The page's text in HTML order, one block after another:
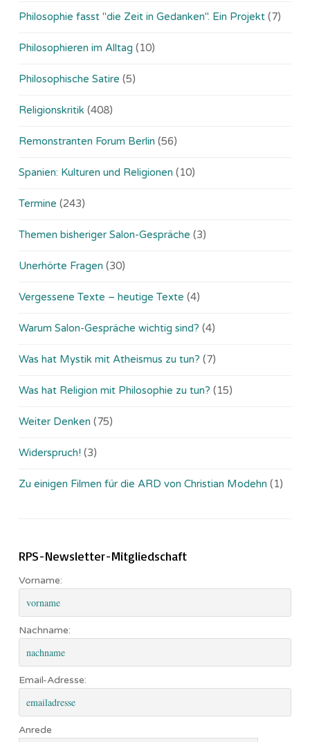
Philosophie fasst "die Zeit in Gedanken". Ein Projekt (7)
Philosophieren im Alltag (10)
Philosophische Satire (5)
Religionskritik (408)
Remonstranten Forum Berlin (56)
Spanien: Kulturen und Religionen (10)
Termine (243)
Themen bisheriger Salon-Gespräche (3)
Unerhörte Fragen (30)
Vergessene Texte – heutige Texte (4)
Warum Salon-Gespräche wichtig sind? (4)
Was hat Mystik mit Atheismus zu tun? (7)
Was hat Religion mit Philosophie zu tun? (15)
Weiter Denken (75)
Widerspruch! (3)
Zu einigen Filmen für die ARD von Christian Modehn (1)
RPS-Newsletter-Mitgliedschaft
Vorname:
Nachname:
Email-Adresse:
Anrede